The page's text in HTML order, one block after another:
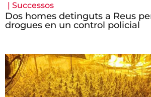
| Successos
Dos homes detinguts a Reus
drogues en un control policial